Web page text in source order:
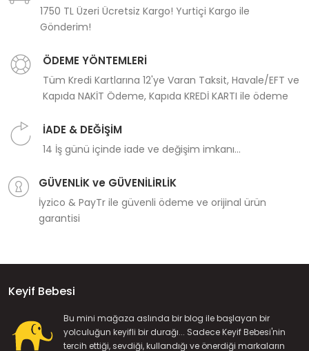
1750 TL Üzeri Ücretsiz Kargo! Yurtiçi Kargo ile
Gönderim!
ÖDEME YÖNTEMLERİ
Tüm Kredi Kartlarına 12'ye Varan Taksit, Havale/EFT ve
Kapıda NAKİT Ödeme, Kapıda KREDİ KARTI ile ödeme
İADE & DEĞİŞİM
14 İş günü içinde iade ve değişim imkanı...
GÜVENLİK ve GÜVENİLİRLİK
İyzico & PayTr ile güvenli ödeme ve orijinal ürün
garantisi
Keyif Bebesi
Bu mini mağaza aslında bir blog ile başlayan bir
yolculuğun keyifli bir durağı... Sadece Keyif Bebesi'nin
tercih ettiği, sevdiği, kullandığı ve önerdiği markaların